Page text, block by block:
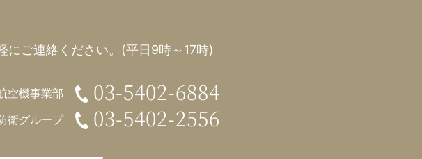
にご連絡ください。(平日9時～17時)
空機事業部 03-5402-6884
衛グループ 03-5402-2556